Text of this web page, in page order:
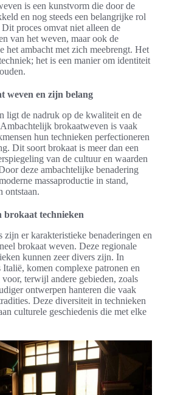
is een kunstvorm die door de
en nog steeds een belangrijke rol
proces omvat niet alleen de
van het weven, maar ook de
het ambacht met zich meebrengt. Het
het is een manier om identiteit
weven en zijn belang
ligt de nadruk op de kwaliteit en de
brokaatweven is vaak
hun technieken perfectioneren
Dit soort brokaat is meer dan een
van de cultuur en waarden
deze ambachtelijke benadering
massaproductie in stand,
ontstaan.
brokaat technieken
zijn er karakteristieke benaderingen en
brokaat weven. Deze regionale
kunnen zeer divers zijn. In
komen complexe patronen en
terwijl andere gebieden, zoals
ontwerpen hanteren die vaak
Deze diversiteit in technieken
culturele geschiedenis die met elke